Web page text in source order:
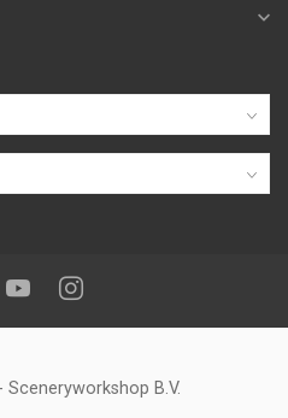
op:YoutubeInstagram
- Sceneryworkshop B.V.